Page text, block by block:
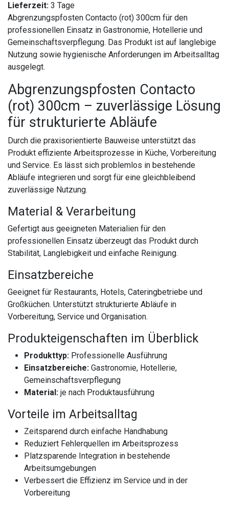
Lieferzeit: 3 Tage
Abgrenzungspfosten Contacto (rot) 300cm für den
professionellen Einsatz in Gastronomie, Hotellerie und
Gemeinschaftsverpflegung. Das Produkt ist auf langlebige
Nutzung sowie hygienische Anforderungen im Arbeitsalltag
ausgelegt.
Abgrenzungspfosten Contacto
(rot) 300cm – zuverlässige Lösung
für strukturierte Abläufe
Durch die praxisorientierte Bauweise unterstützt das
Produkt effiziente Arbeitsprozesse in Küche, Vorbereitung
und Service. Es lässt sich problemlos in bestehende
Abläufe integrieren und sorgt für eine gleichbleibend
zuverlässige Nutzung.
Material & Verarbeitung
Gefertigt aus geeigneten Materialien für den
professionellen Einsatz überzeugt das Produkt durch
Stabilität, Langlebigkeit und einfache Reinigung.
Einsatzbereiche
Geeignet für Restaurants, Hotels, Cateringbetriebe und
Großküchen. Unterstützt strukturierte Abläufe in
Vorbereitung, Service und Organisation.
Produkteigenschaften im Überblick
Produkttyp: Professionelle Ausführung
Einsatzbereiche: Gastronomie, Hotellerie,
Gemeinschaftsverpflegung
Material: je nach Produktausführung
Vorteile im Arbeitsalltag
Zeitsparend durch einfache Handhabung
Reduziert Fehlerquellen im Arbeitsprozess
Platzsparende Integration in bestehende
Arbeitsumgebungen
Verbessert die Effizienz im Service und in der
Vorbereitung